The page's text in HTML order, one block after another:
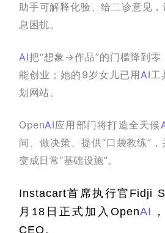
助手可解释化验、给二诊意见
息困扰。
AI把“想象→作品”的门槛降到零
能创业；她的9岁女儿已用AI工
划网站。
OpenAI应用部门将打造全天候
间、做决策、提供“口袋教练”
变成日常“基础设施”。
Instacart首席执行官 Fidji
月 18 日正式加入OpenAI
CEO。